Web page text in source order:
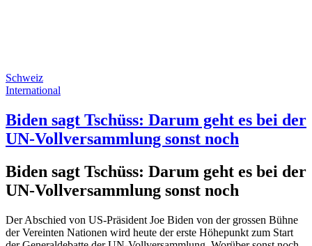
Schweiz
International
Biden sagt Tschüss: Darum geht es bei der
UN-Vollversammlung sonst noch
Biden sagt Tschüss: Darum geht es bei der
UN-Vollversammlung sonst noch
Der Abschied von US-Präsident Joe Biden von der grossen Bühne
der Vereinten Nationen wird heute der erste Höhepunkt zum Start